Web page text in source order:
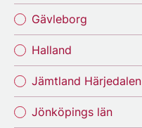
Gävleborg
Halland
Jämtland Härjedalen
Jönköpings län